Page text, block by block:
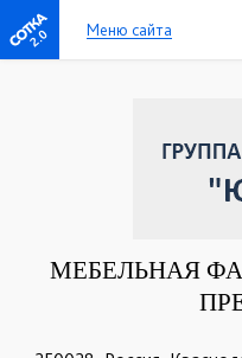
2.0 Меню сайта
МЕБЕЛЬНАЯ